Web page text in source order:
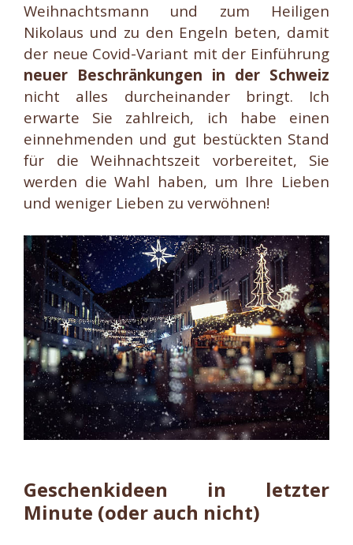
Weihnachtsmann und zum Heiligen
Nikolaus und zu den Engeln beten, damit
der neue Covid-Variant mit der Einführung
neuer Beschränkungen in der Schweiz
nicht alles durcheinander bringt. Ich
erwarte Sie zahlreich, ich habe einen
einnehmenden und gut bestückten Stand
für die Weihnachtszeit vorbereitet, Sie
werden die Wahl haben, um Ihre Lieben
und weniger Lieben zu verwöhnen!
Geschenkideen in letzter
Minute (oder auch nicht)